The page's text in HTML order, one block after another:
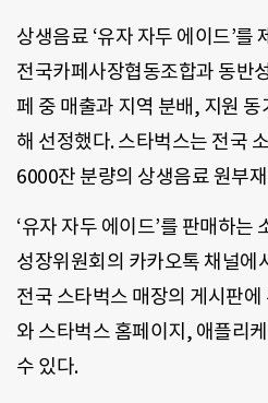
상생음료 ‘유자 자두 에이드’를
전국카페사장협동조합과 동반
페 중 매출과 지역 분배, 지원 동
해 선정했다. 스타벅스는 전국
6000잔 분량의 상생음료 원부
‘유자 자두 에이드’를 판매하는
성장위원회의 카카오톡 채널에
전국 스타벅스 매장의 게시판
와 스타벅스 홈페이지, 애플리
수 있다.